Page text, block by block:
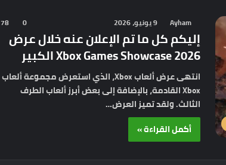
Ayham 9 يونيو، 2026 0
78
إليكم كل ما تم الإعلان عنه خلال عرض
Xbox Games Showcase 2026 الكبير
انتهى عرض ألعاب Xbox، الذي استعرض مجموعة ألعاب
Xbox القادمة، بالإضافة إلى بعض أبرز ألعاب الطرف
الثالث. ولقد تميز العرض…
أكمل القراءة »